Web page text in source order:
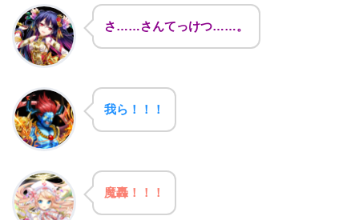
さ……さんてっけつ……。
我ら！！！
魔轟！！！